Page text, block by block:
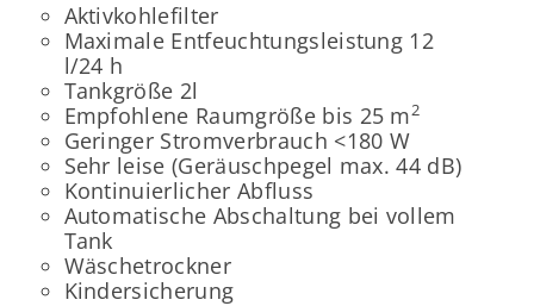
Aktivkohlefilter
Maximale Entfeuchtungsleistung 12
l/24 h
Tankgröße 2l
Empfohlene Raumgröße bis 25 m2
Geringer Stromverbrauch <180 W
Sehr leise (Geräuschpegel max. 44 dB)
Kontinuierlicher Abfluss
Automatische Abschaltung bei vollem
Tank
Wäschetrockner
Kindersicherung